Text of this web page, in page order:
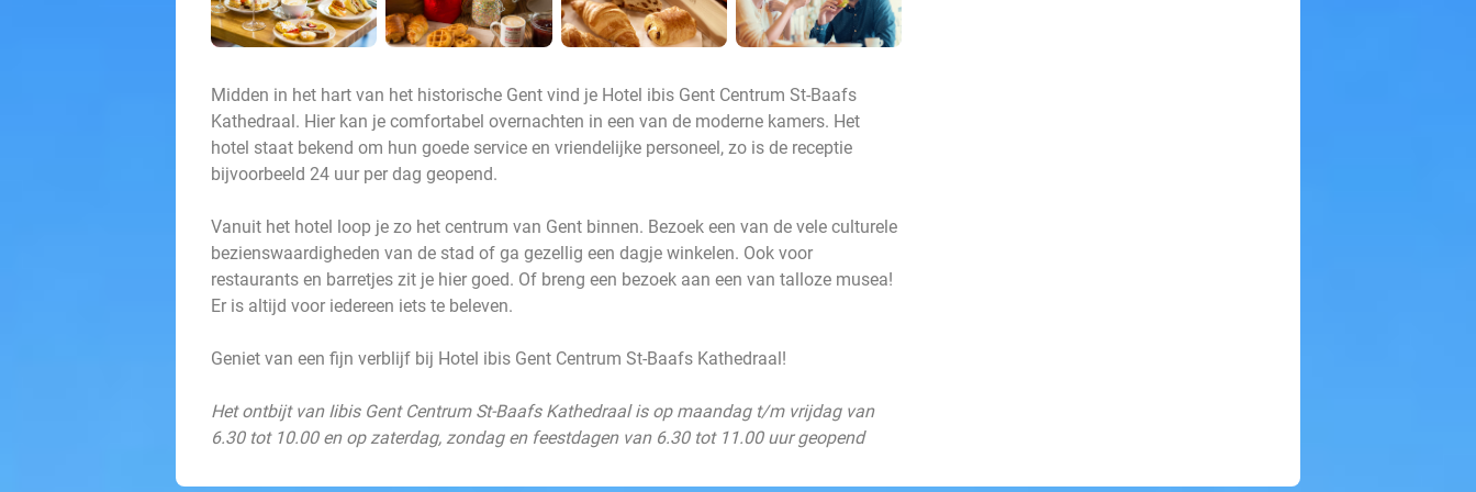
Midden in het hart van het historische Gent vind je Hotel ibis Gent Centrum St-Baafs
Kathedraal. Hier kan je comfortabel overnachten in een van de moderne kamers. Het
hotel staat bekend om hun goede service en vriendelijke personeel, zo is de receptie
bijvoorbeeld 24 uur per dag geopend.
Vanuit het hotel loop je zo het centrum van Gent binnen. Bezoek een van de vele culturele
bezienswaardigheden van de stad of ga gezellig een dagje winkelen. Ook voor
restaurants en barretjes zit je hier goed. Of breng een bezoek aan een van talloze musea!
Er is altijd voor iedereen iets te beleven.
Geniet van een fijn verblijf bij Hotel ibis Gent Centrum St-Baafs Kathedraal!
Het ontbijt van Iibis Gent Centrum St-Baafs Kathedraal is op maandag t/m vrijdag van
6.30 tot 10.00 en op zaterdag, zondag en feestdagen van 6.30 tot 11.00 uur geopend